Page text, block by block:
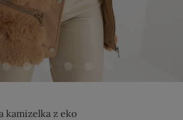
kamizelka z eko